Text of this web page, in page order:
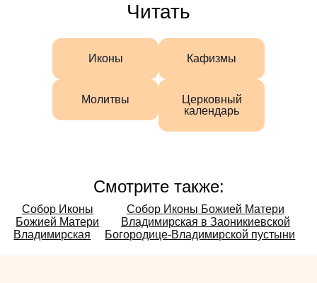
Читать
Иконы Кафизмы
Молитвы
Церковный
календарь
Смотрите также:
Смотрите
также:
Собор Иконы
Божией Матери
Владимирская
Собор Иконы Божией Матери
Владимирская в Заоникиевской
Богородице-Владимирской пустыни